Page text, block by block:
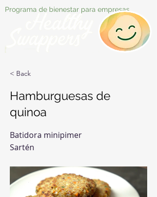
Programa de bienestar para empresas
< Back
Hamburguesas de
quinoa
Batidora minipimer
Sartén